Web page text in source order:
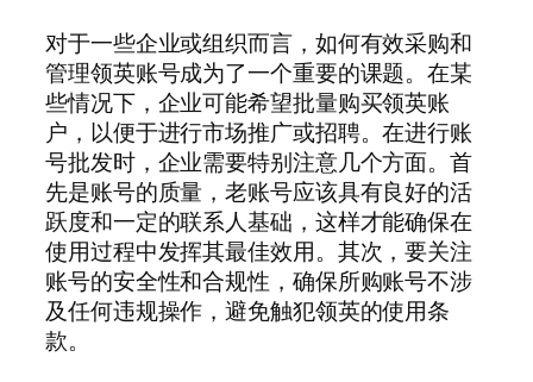
对于一些企业或组织而言，如何有效采购和
管理领英账号成为了一个重要的课题。在某
些情况下，企业可能希望批量购买领英账
户，以便于进行市场推广或招聘。在进行账
号批发时，企业需要特别注意几个方面。首
先是账号的质量，老账号应该具有良好的活
跃度和一定的联系人基础，这样才能确保在
使用过程中发挥其最佳效用。其次，要关注
账号的安全性和合规性，确保所购账号不涉
及任何违规操作，避免触犯领英的使用条
款。